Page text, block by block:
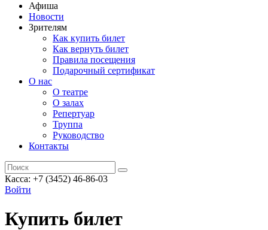
Афиша
Новости
Зрителям
Как купить билет
Как вернуть билет
Правила посещения
Подарочный сертификат
О нас
О театре
О залах
Репертуар
Труппа
Руководство
Контакты
Касса: +7 (3452) 46-86-03
Войти
Купить билет